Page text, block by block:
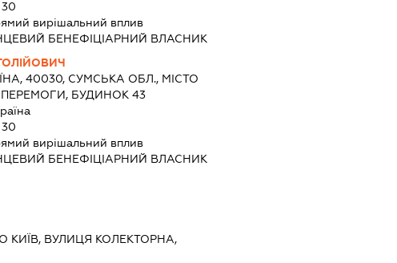
30
вирішальний вплив
БЕНЕФІЦІАРНИЙ ВЛАСНИК
40030, СУМСЬКА ОБЛ., МІСТО
ПЕРЕМОГИ, БУДИНОК 43
30
вирішальний вплив
БЕНЕФІЦІАРНИЙ ВЛАСНИК
КИЇВ, ВУЛИЦЯ КОЛЕКТОРНА,